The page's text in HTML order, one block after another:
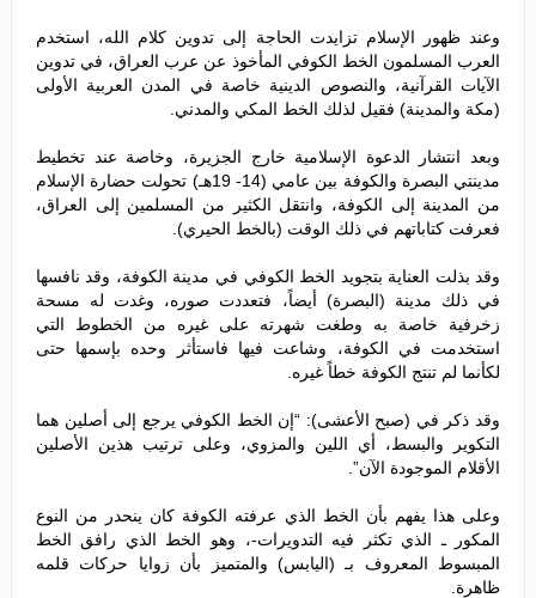
وعند ظهور الإسلام تزايدت الحاجة إلى تدوين كلام الله، استخدم
العرب المسلمون الخط الكوفي المأخوذ عن عرب العراق، في تدوين
الآيات القرآنية، والنصوص الدينية خاصة في المدن العربية الأولى
(مكة والمدينة) فقيل لذلك الخط المكي والمدني.
وبعد انتشار الدعوة الإسلامية خارج الجزيرة، وخاصة عند تخطيط
مدينتي البصرة والكوفة بين عامي (14- 19هـ) تحولت حضارة الإسلام
من المدينة إلى الكوفة، وانتقل الكثير من المسلمين إلى العراق،
فعرفت كتاباتهم في ذلك الوقت (بالخط الحيري).
وقد بذلت العناية بتجويد الخط الكوفي في مدينة الكوفة، وقد نافسها
في ذلك مدينة (البصرة) أيضاً، فتعددت صوره، وغدت له مسحة
زخرفية خاصة به وطغت شهرته على غيره من الخطوط التي
استخدمت في الكوفة، وشاعت فيها فاستأثر وحده بإسمها حتى
لكأنما لم تنتج الكوفة خطاً غيره.
وقد ذكر في (صبح الأعشى): “إن الخط الكوفي يرجع إلى أصلين هما
التكوير والبسط، أي اللين والمزوي، وعلى ترتيب هذين الأصلين
الأقلام الموجودة الآن”.
وعلى هذا يفهم بأن الخط الذي عرفته الكوفة كان ينحدر من النوع
المكور ـ الذي تكثر فيه التدويرات-، وهو الخط الذي رافق الخط
المبسوط المعروف بـ (اليابس) والمتميز بأن زوايا حركات قلمه
ظاهرة.